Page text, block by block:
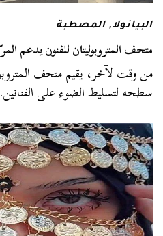
البيانولا,المصطبة
متحف المتروبوليتان للفنون يدعم
من وقت لآخر، يقيم متحف
سطحه لتسليط الضوء على